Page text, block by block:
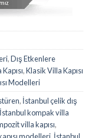
,Dış Etkenlere
,Klasik Villa Kapısı
Modelleri
, İstanbul çelik dış
İstanbul kompak villa
villa kapısı,